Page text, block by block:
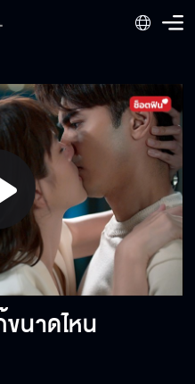
นาดไหน
หรอก ถามใจตัวเองดูก็พอ
ลยเผลอ
ฉันทำไมไม่บอกตรง ๆ